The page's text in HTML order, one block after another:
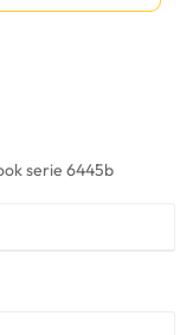
serie 6445b